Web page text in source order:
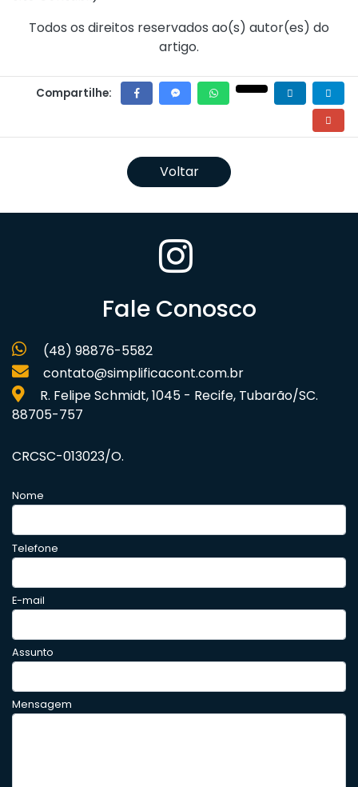
Todos os direitos reservados ao(s) autor(es) do
artigo.
Compartilhe:
Voltar
Fale Conosco
(48) 98876-5582
contato@simplificacont.com.br
R. Felipe Schmidt, 1045 - Recife, Tubarão/SC.
88705-757
CRCSC-013023/O.
Nome
Telefone
E-mail
Assunto
Mensagem